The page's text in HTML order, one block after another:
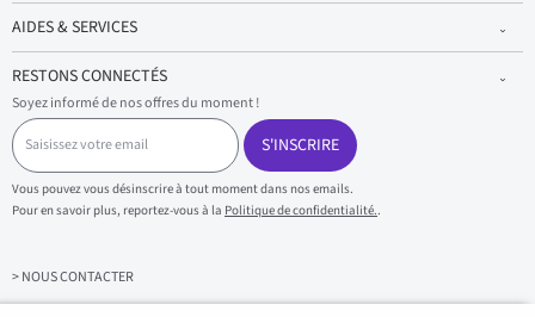
AIDES & SERVICES
RESTONS CONNECTÉS
Soyez informé de nos offres du moment !
S
a
i
s
i
s
z
v
S'INSCRIRE
Vous pouvez vous désinscrire à tout moment dans nos emails.
Pour en savoir plus, reportez-vous à la Politique de confidentialité..
> NOUS CONTACTER